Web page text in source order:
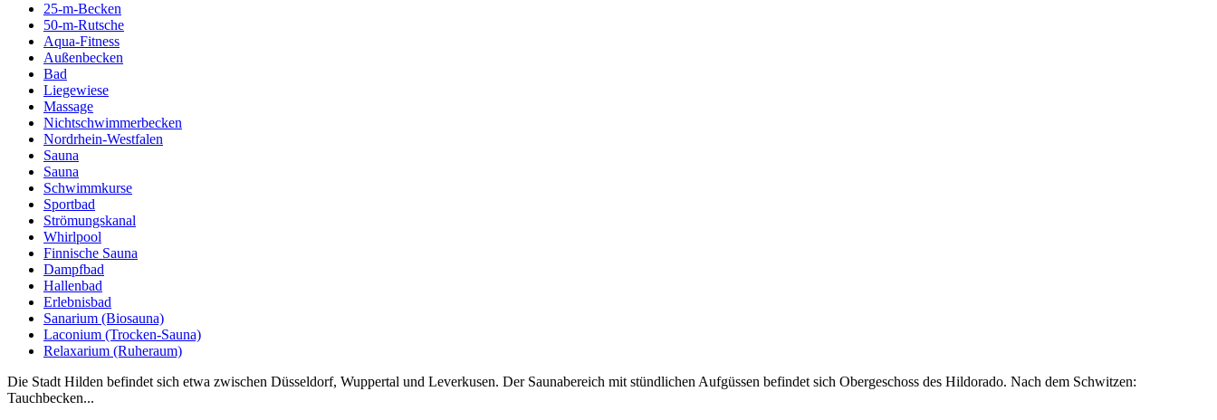
25-m-Becken
50-m-Rutsche
Aqua-Fitness
Außenbecken
Bad
Liegewiese
Massage
Nichtschwimmerbecken
Nordrhein-Westfalen
Sauna
Sauna
Schwimmkurse
Sportbad
Strömungskanal
Whirlpool
Finnische Sauna
Dampfbad
Hallenbad
Erlebnisbad
Sanarium (Biosauna)
Laconium (Trocken-Sauna)
Relaxarium (Ruheraum)
Die Stadt Hilden befindet sich etwa zwischen Düsseldorf, Wuppertal und Leverkusen. Der Saunabereich mit stündlichen Aufgüssen befindet sich Obergeschoss des Hildorado. Nach dem Schwitzen:
Tauchbecken...